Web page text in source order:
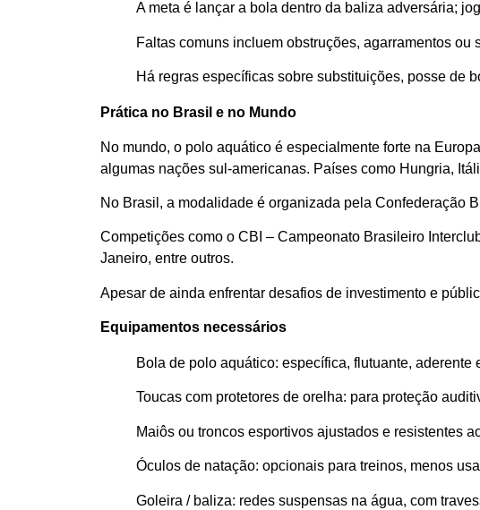
A meta é lançar a bola dentro da baliza adversária;
Faltas comuns incluem obstruções, agarramentos
Há regras específicas sobre substituições, posse de
Prática no Brasil e no Mundo
No mundo, o polo aquático é especialmente forte na
algumas nações sul-americanas. Países como Hungria,
No Brasil, a modalidade é organizada pela Confederação
Competições como o CBI – Campeonato Brasileiro
Janeiro, entre outros.
Apesar de ainda enfrentar desafios de investimento e
Equipamentos necessários
Bola de polo aquático: específica, flutuante, aderente
Toucas com protetores de orelha: para proteção
Maiôs ou troncos esportivos ajustados e resistentes
Óculos de natação: opcionais para treinos, menos
Goleira / baliza: redes suspensas na água, com